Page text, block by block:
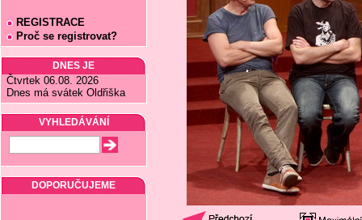
REGISTRACE
Proč se registrovat?
DNES JE
Čtvrtek 06.08. 2026
Dnes má svátek Oldřiška
VYHLEDÁVÁNÍ
DOPORUČUJEME